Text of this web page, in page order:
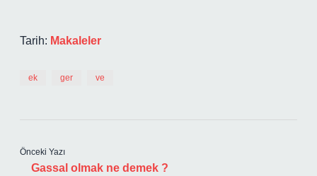
Tarih: Makaleler
ek ger ve
Önceki Yazı
Gassal olmak ne demek ?